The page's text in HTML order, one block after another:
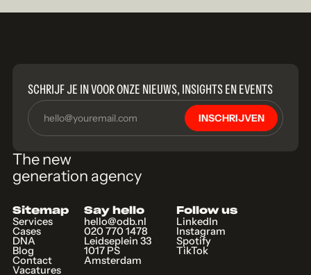
SCHRIJF JE IN VOOR ONZE NIEUWS, INSIGHTS EN EVENTS
INSCHRIJVEN
The new
generation agency
Sitemap
Services
Cases
DNA
Blog
Contact
Vacatures
Say hello
hello@odb.nl
020 770 1478
Leidseplein 33
1017 PS
Amsterdam
Follow us
LinkedIn
Instagram
Spotify
TikTok